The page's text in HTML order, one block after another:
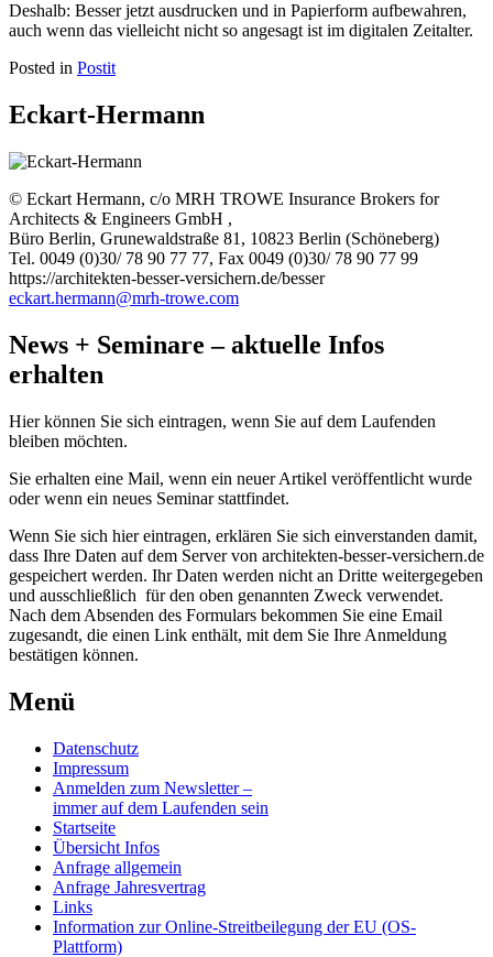
Deshalb: Besser jetzt ausdrucken und in Papierform aufbewahren,
auch wenn das vielleicht nicht so angesagt ist im digitalen Zeitalter.
Posted in Postit
Eckart-Hermann
© Eckart Hermann, c/o MRH TROWE Insurance Brokers for
Architects & Engineers GmbH ,
Büro Berlin, Grunewaldstraße 81, 10823 Berlin (Schöneberg)
Tel. 0049 (0)30/ 78 90 77 77, Fax 0049 (0)30/ 78 90 77 99
https://architekten-besser-versichern.de/besser
eckart.hermann@mrh-trowe.com
News + Seminare – aktuelle Infos
erhalten
Hier können Sie sich eintragen, wenn Sie auf dem Laufenden
bleiben möchten.
Sie erhalten eine Mail, wenn ein neuer Artikel veröffentlicht wurde
oder wenn ein neues Seminar stattfindet.
Wenn Sie sich hier eintragen, erklären Sie sich einverstanden damit,
dass Ihre Daten auf dem Server von architekten-besser-versichern.de
gespeichert werden. Ihr Daten werden nicht an Dritte weitergegeben
und ausschließlich für den oben genannten Zweck verwendet.
Nach dem Absenden des Formulars bekommen Sie eine Email
zugesandt, die einen Link enthält, mit dem Sie Ihre Anmeldung
bestätigen können.
Menü
Datenschutz
Impressum
Anmelden zum Newsletter –
immer auf dem Laufenden sein
Startseite
Übersicht Infos
Anfrage allgemein
Anfrage Jahresvertrag
Links
Information zur Online-Streitbeilegung der EU (OS-
Plattform)